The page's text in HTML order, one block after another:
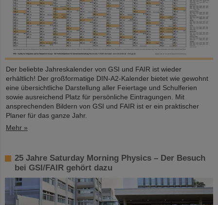
Der beliebte Jahreskalender von GSI und FAIR ist wieder
erhältlich! Der großformatige DIN-A2-Kalender bietet wie gewohnt
eine übersichtliche Darstellung aller Feiertage und Schulferien
sowie ausreichend Platz für persönliche Eintragungen. Mit
ansprechenden Bildern von GSI und FAIR ist er ein praktischer
Planer für das ganze Jahr.
Mehr »
25 Jahre Saturday Morning Physics – Der Besuch
bei GSI/FAIR gehört dazu